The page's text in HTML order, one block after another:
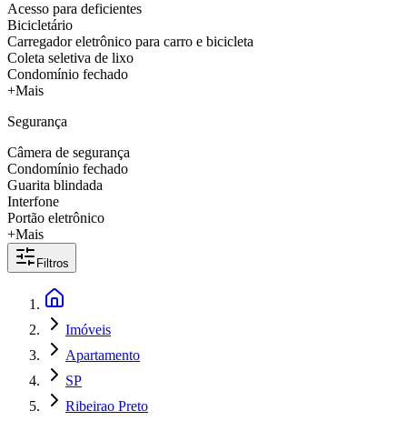
Acesso para deficientes
Bicicletário
Carregador eletrônico para carro e bicicleta
Coleta seletiva de lixo
Condomínio fechado
+Mais
Segurança
Câmera de segurança
Condomínio fechado
Guarita blindada
Interfone
Portão eletrônico
+Mais
Filtros
Imóveis
Apartamento
SP
Ribeirao Preto